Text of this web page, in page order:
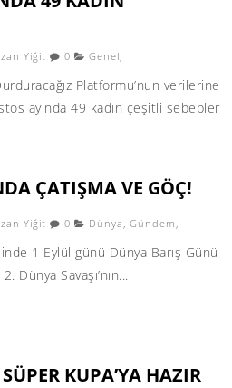
Yiğit 0 Genel,
Platformu’nun verilerine
ayında 49 kadın çeşitli sebepler
ÇATIŞMA VE GÖÇ!
Yiğit 0 Dünya , Gündem ,
1 Eylül günü Dünya Barış Günü
Dünya Savaşı’nın...
KUPA’YA HAZIR